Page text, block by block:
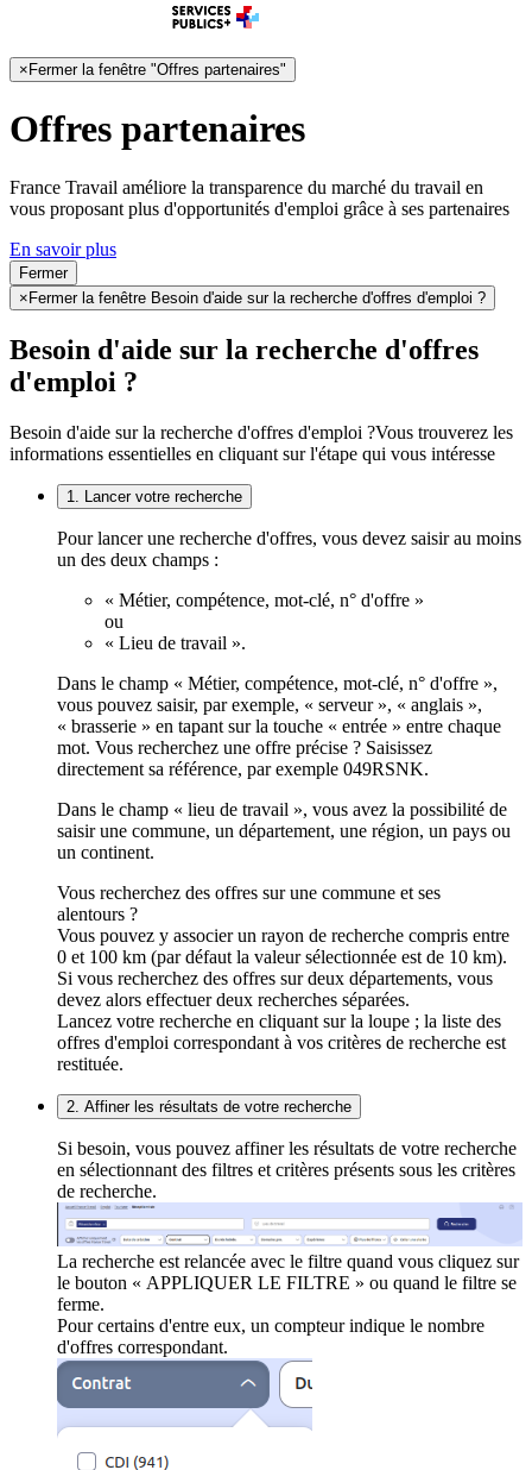
× Fermer la fenêtre "Offres partenaires"
Offres partenaires
France Travail améliore la transparence du marché du travail en
vous proposant plus d'opportunités d'emploi grâce à ses partenaires
En savoir plus
Fermer
×Fermer la fenêtre Besoin d'aide sur la recherche d'offres d'emploi ?
Besoin d'aide sur la recherche d'offres
d'emploi ?
Besoin d'aide sur la recherche d'offres d'emploi ?Vous trouverez les
informations essentielles en cliquant sur l'étape qui vous intéresse
1. Lancer votre recherche
Pour lancer une recherche d'offres, vous devez saisir au moins
un des deux champs :
« Métier, compétence, mot-clé, n° d'offre »
ou
« Lieu de travail ».
Dans le champ « Métier, compétence, mot-clé, n° d'offre »,
vous pouvez saisir, par exemple, « serveur », « anglais »,
« brasserie » en tapant sur la touche « entrée » entre chaque
mot. Vous recherchez une offre précise ? Saisissez
directement sa référence, par exemple 049RSNK.
Dans le champ « lieu de travail », vous avez la possibilité de
saisir une commune, un département, une région, un pays ou
un continent.
Vous recherchez des offres sur une commune et ses
alentours ?
Vous pouvez y associer un rayon de recherche compris entre
0 et 100 km (par défaut la valeur sélectionnée est de 10 km).
Si vous recherchez des offres sur deux départements, vous
devez alors effectuer deux recherches séparées.
Lancez votre recherche en cliquant sur la loupe ; la liste des
offres d'emploi correspondant à vos critères de recherche est
restituée.
2. Affiner les résultats de votre recherche
Si besoin, vous pouvez affiner les résultats de votre recherche
en sélectionnant des filtres et critères présents sous les critères
de recherche.
La recherche est relancée avec le filtre quand vous cliquez sur
le bouton « APPLIQUER LE FILTRE » ou quand le filtre se
ferme.
Pour certains d'entre eux, un compteur indique le nombre
d'offres correspondant.